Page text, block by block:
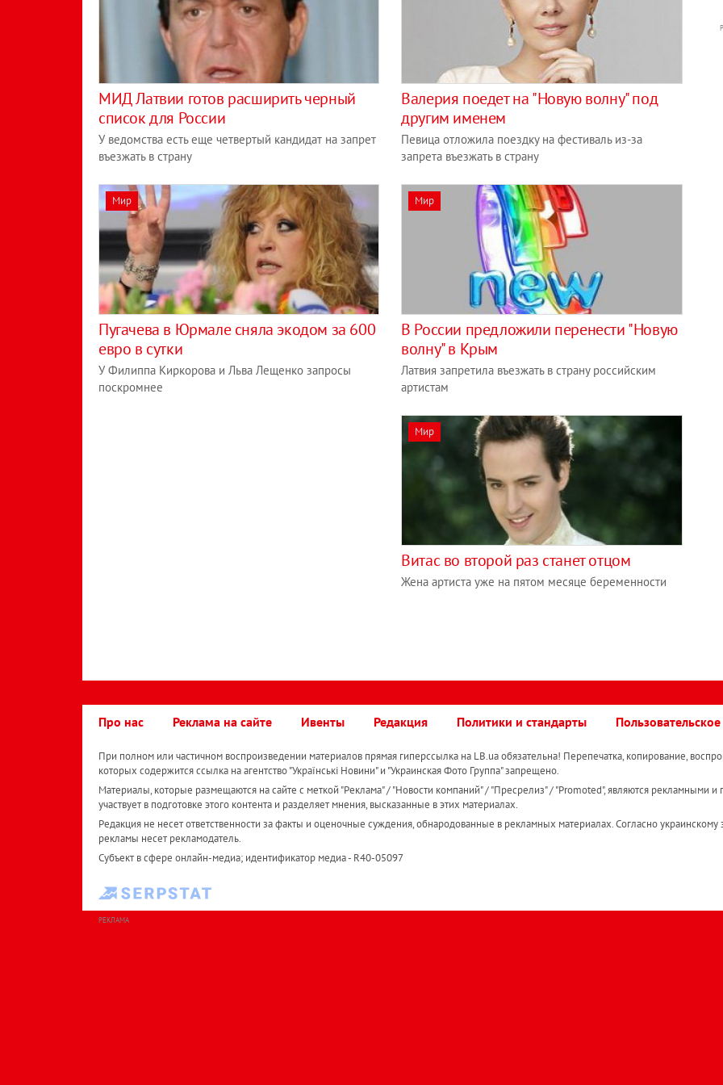
МИД Латвии готов расширить черный
список для России
У ведомства есть еще четвертый кандидат на запрет
въезжать в страну
Валерия поедет на "Новую волну" под
другим именем
Певица отложила поездку на фестиваль из-за
запрета въезжать в страну
Мир
Пугачева в Юрмале сняла экодом за 600
евро в сутки
У Филиппа Киркорова и Льва Лещенко запросы
поскромнее
Мир
В России предложили перенести "Новую
волну" в Крым
Латвия запретила въезжать в страну российским
артистам
Мир
Витас во второй раз станет отцом
Жена артиста уже на пятом месяце беременности
Про нас Реклама на сайте Ивенты Редакция Политики и стандарты
При полном или частичном воспроизведении материалов прямая гиперссылка на LB.ua обязательна! Перепечатка, копирование,
которых содержится ссылка на агентство "Українськi Новини" и "Украинская Фото Группа" запрещено.
Материалы, которые размещаются на сайте с меткой "Реклама" / "Новости компаний" / "Пресрелиз" / "Promoted", являются рекламными и
участвует в подготовке этого контента и разделяет мнения, высказанные в этих материалах.
Редакция не несет ответственности за факты и оценочные суждения, обнародованные в рекламных материалах. Согласно украинскому
рекламы несет рекламодатель.
Субъект в сфере онлайн-медиа; идентификатор медиа - R40-05097
РЕКЛАМА